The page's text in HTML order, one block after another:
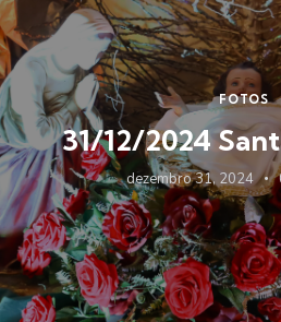
FOTOS
31/12/2024
dezembro 31, 2024